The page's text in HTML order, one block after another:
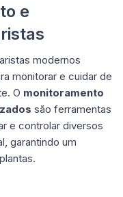
e
modernos
monitorar e cuidar de
O monitoramento
são ferramentas
e controlar diversos
garantindo um